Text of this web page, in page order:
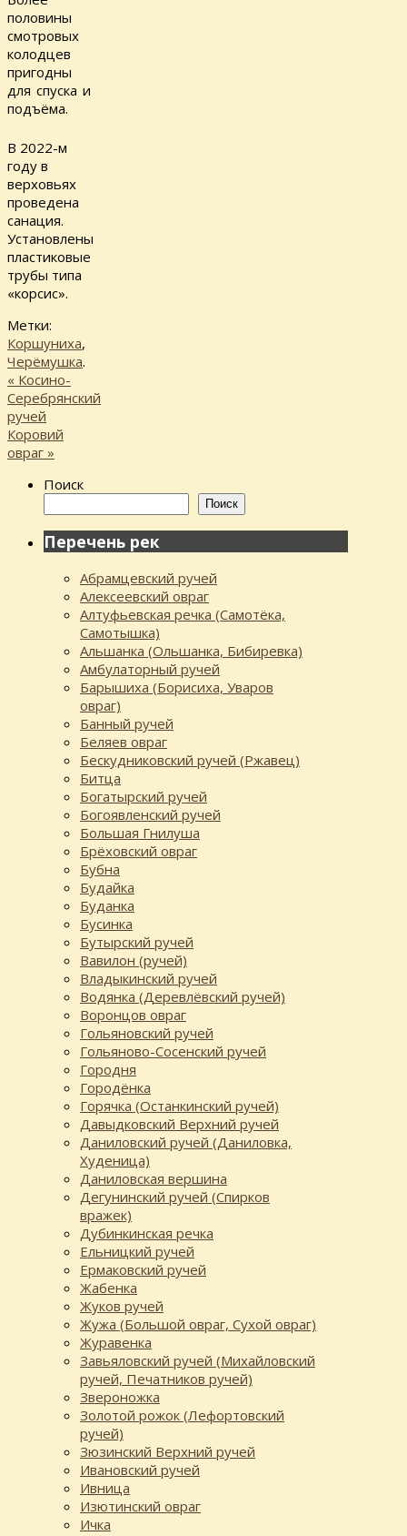
половины
смотровых
колодцев
пригодны
для спуска и
подъёма.
В 2022-м
году в
верховьях
проведена
санация.
Установлены
пластиковые
трубы типа
«корсис».
Метки:
Коршуниха,
Черёмушка.
« Косино-
Серебрянский
ручей
Коровий
овраг »
Поиск
Поиск
Перечень рек
Абрамцевский ручей
Алексеевский овраг
Алтуфьевская речка (Самотёка,
Самотышка)
Альшанка (Ольшанка, Бибиревка)
Амбулаторный ручей
Барышиха (Борисиха, Уваров
овраг)
Банный ручей
Беляев овраг
Бескудниковский ручей (Ржавец)
Битца
Богатырский ручей
Богоявленский ручей
Большая Гнилуша
Брёховский овраг
Бубна
Будайка
Буданка
Бусинка
Бутырский ручей
Вавилон (ручей)
Владыкинский ручей
Водянка (Деревлёвский ручей)
Воронцов овраг
Гольяновский ручей
Гольяново-Сосенский ручей
Городня
Городёнка
Горячка (Останкинский ручей)
Давыдковский Верхний ручей
Даниловский ручей (Даниловка,
Худеница)
Даниловская вершина
Дегунинский ручей (Спирков
вражек)
Дубинкинская речка
Ельницкий ручей
Ермаковский ручей
Жабенка
Жуков ручей
Жужа (Большой овраг, Сухой овраг)
Журавенка
Завьяловский ручей (Михайловский
ручей, Печатников ручей)
Звероножка
Золотой рожок (Лефортовский
ручей)
Зюзинский Верхний ручей
Ивановский ручей
Ивница
Изютинский овраг
Ичка